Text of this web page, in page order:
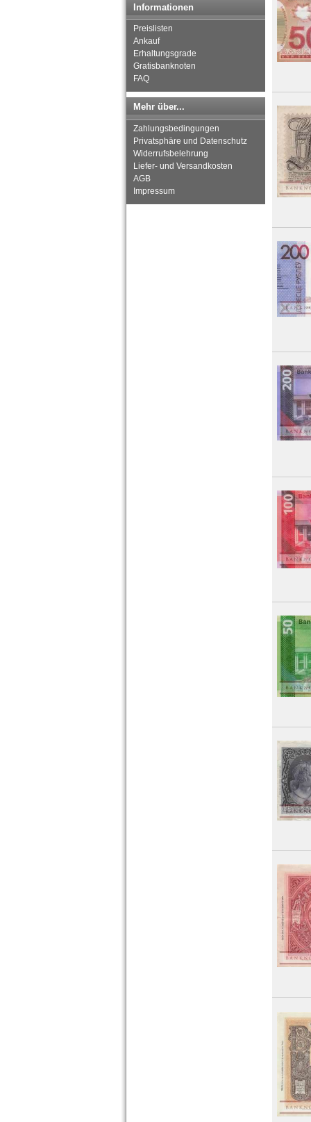
Informationen
Preislisten
Ankauf
Erhaltungsgrade
Gratisbanknoten
FAQ
Mehr über...
Zahlungsbedingungen
Privatsphäre und Datenschutz
Widerrufsbelehrung
Liefer- und Versandkosten
AGB
Impressum